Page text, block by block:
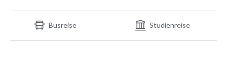
Busreise Studienreise